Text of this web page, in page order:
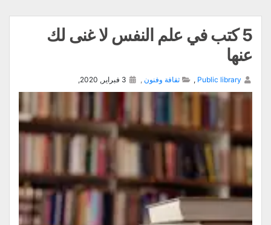
5 كتب في علم النفس لا غنى لك
عنها
Public library
, ثقافة وفنون ,